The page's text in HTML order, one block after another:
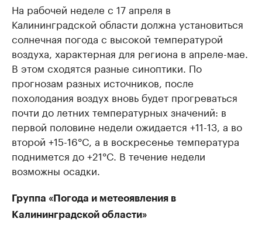
На рабочей неделе с 17 апреля в
Калининградской области должна установиться
солнечная погода с высокой температурой
воздуха, характерная для региона в апреле-мае.
В этом сходятся разные синоптики. По
прогнозам разных источников, после
похолодания воздух вновь будет прогреваться
почти до летних температурных значений: в
первой половине недели ожидается +11-13, а во
второй +15-16°C, а в воскресенье температура
поднимется до +21°C. В течение недели
возможны осадки.
Группа «Погода и метеоявления в
Калининградской области»